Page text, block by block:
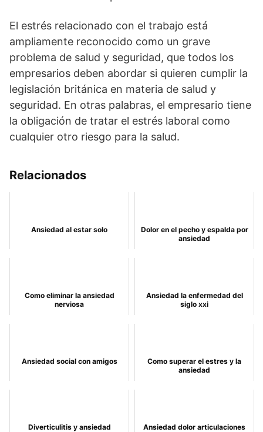
El estrés relacionado con el trabajo está
ampliamente reconocido como un grave
problema de salud y seguridad, que todos los
empresarios deben abordar si quieren cumplir la
legislación británica en materia de salud y
seguridad. En otras palabras, el empresario tiene
la obligación de tratar el estrés laboral como
cualquier otro riesgo para la salud.
Relacionados
Ansiedad al estar solo
Dolor en el pecho y espalda por
ansiedad
Como eliminar la ansiedad
nerviosa
Ansiedad la enfermedad del
siglo xxi
Ansiedad social con amigos
Como superar el estres y la
ansiedad
Diverticulitis y ansiedad Ansiedad dolor articulaciones